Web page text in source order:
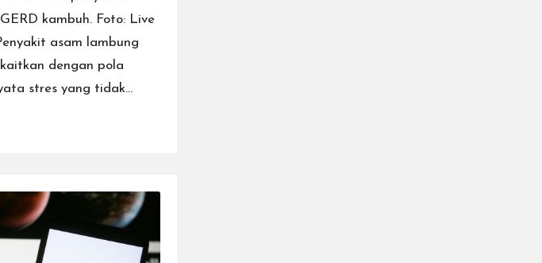
kambuh. Foto: Live
asam lambung
dengan pola
stres yang tidak…